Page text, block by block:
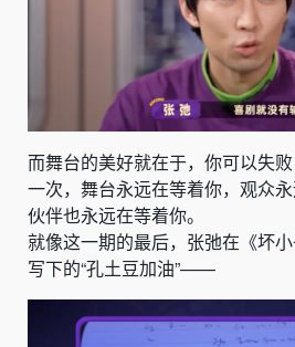
而舞台的美好就在于，你可以失
一次，舞台永远在等着你，观众
伙伴也永远在等着你。
就像这一期的最后，张弛在《坏
写下的“孔土豆加油”——